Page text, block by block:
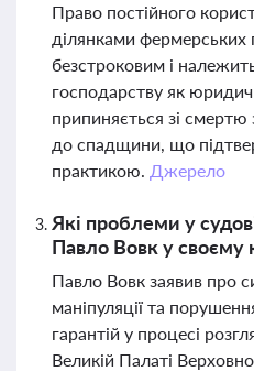
Право постійного
ділянками фермерських
безстроковим і
господарству як
припиняється зі смертю
до спадщини, що
практикою. Джерело
Які проблеми у
Павло Вовк у своєму
Павло Вовк заявив про
маніпуляції та
гарантій у процесі
Великій Палаті